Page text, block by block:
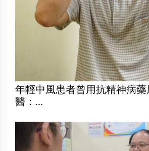
年輕中風患者曾用抗精神病藥
醫：...